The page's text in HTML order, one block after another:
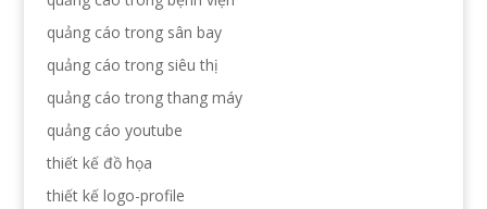
quảng cáo trong sân bay
quảng cáo trong siêu thị
quảng cáo trong thang máy
quảng cáo youtube
thiết kế đồ họa
thiết kế logo-profile